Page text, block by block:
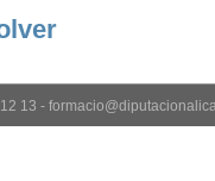
13 -